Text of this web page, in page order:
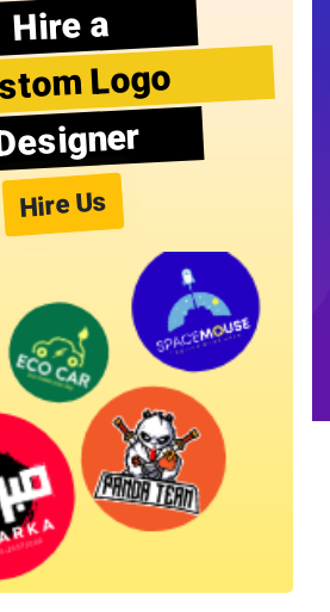
Hire a
Logo
Hire Us